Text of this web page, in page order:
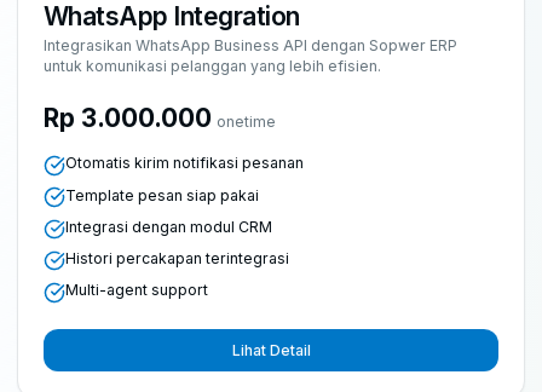
WhatsApp Integration
Integrasikan WhatsApp Business API dengan Sopwer ERP
untuk komunikasi pelanggan yang lebih efisien.
Rp 3.000.000 onetime
Otomatis kirim notifikasi pesanan
Template pesan siap pakai
Integrasi dengan modul CRM
Histori percakapan terintegrasi
Multi-agent support
Lihat Detail